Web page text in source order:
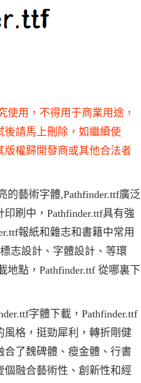
使用，不得用于商業用途，
後請馬上刪除，如繼續使
權歸開發商或其他合法者
的藝術字體,Pathfinder.ttf廣泛
刷中，Pathfinder.ttf具有強
報紙和雜志和書籍中常用
志設計、字體設計、等環
地點，Pathfinder.ttf 從哪裏下
字體下載，Pathfinder.ttf
風格，挺勁犀利，轉折剛健
了魏碑體、瘦金體、行書
融合藝術性、創新性和經